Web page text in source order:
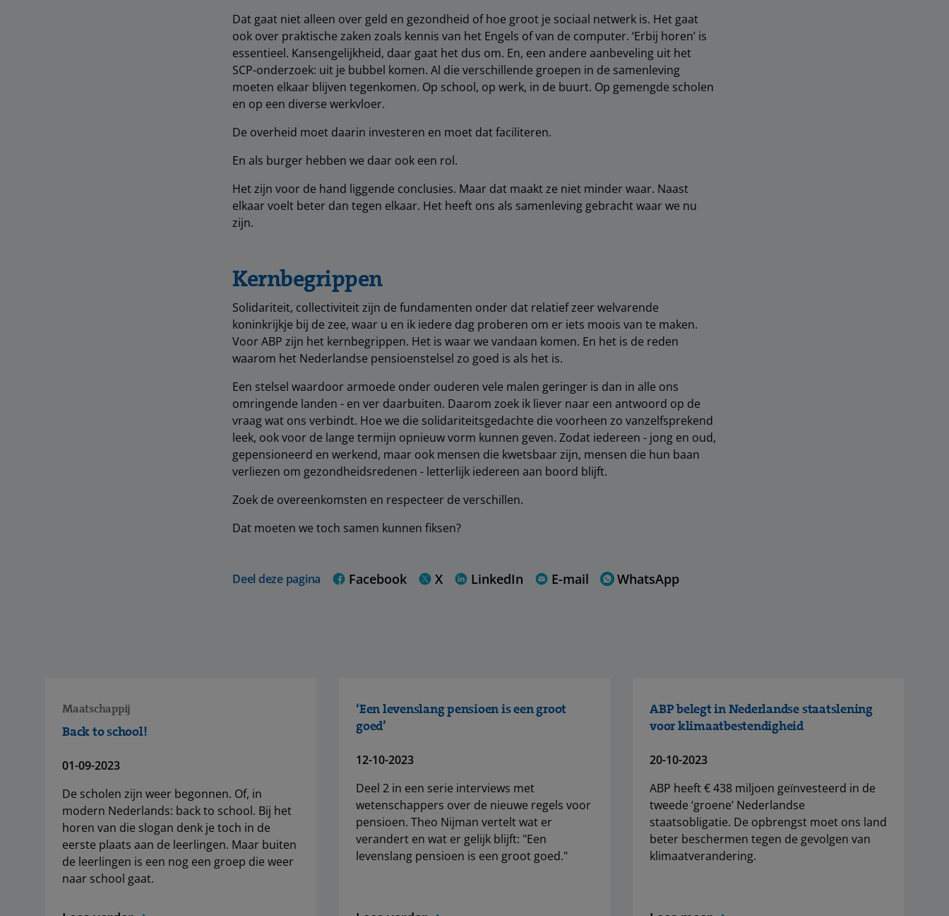
Dat gaat niet alleen over geld en gezondheid of hoe groot je sociaal netwerk is. Het gaat
ook over praktische zaken zoals kennis van het Engels of van de computer. ‘Erbij horen’ is
essentieel. Kansengelijkheid, daar gaat het dus om. En, een andere aanbeveling uit het
SCP-onderzoek: uit je bubbel komen. Al die verschillende groepen in de samenleving
moeten elkaar blijven tegenkomen. Op school, op werk, in de buurt. Op gemengde scholen
en op een diverse werkvloer.
De overheid moet daarin investeren en moet dat faciliteren.
En als burger hebben we daar ook een rol.
Het zijn voor de hand liggende conclusies. Maar dat maakt ze niet minder waar. Naast
elkaar voelt beter dan tegen elkaar. Het heeft ons als samenleving gebracht waar we nu
zijn.
Kernbegrippen
Solidariteit, collectiviteit zijn de fundamenten onder dat relatief zeer welvarende
koninkrijkje bij de zee, waar u en ik iedere dag proberen om er iets moois van te maken.
Voor ABP zijn het kernbegrippen. Het is waar we vandaan komen. En het is de reden
waarom het Nederlandse pensioenstelsel zo goed is als het is.
Een stelsel waardoor armoede onder ouderen vele malen geringer is dan in alle ons
omringende landen - en ver daarbuiten. Daarom zoek ik liever naar een antwoord op de
vraag wat ons verbindt. Hoe we die solidariteitsgedachte die voorheen zo vanzelfsprekend
leek, ook voor de lange termijn opnieuw vorm kunnen geven. Zodat iedereen - jong en oud,
gepensioneerd en werkend, maar ook mensen die kwetsbaar zijn, mensen die hun baan
verliezen om gezondheidsredenen - letterlijk iedereen aan boord blijft.
Zoek de overeenkomsten en respecteer de verschillen.
Dat moeten we toch samen kunnen fiksen?
Deel deze pagina Facebook X LinkedIn E-mail WhatsApp
Back to school!
Maatschappij
01-09-2023
De scholen zijn weer begonnen. Of, in
modern Nederlands: back to school. Bij het
horen van die slogan denk je toch in de
eerste plaats aan de leerlingen. Maar buiten
de leerlingen is een nog een groep die weer
naar school gaat.
‘Een levenslang pensioen is een groot
goed’
12-10-2023
Deel 2 in een serie interviews met
wetenschappers over de nieuwe regels voor
pensioen. Theo Nijman vertelt wat er
verandert en wat er gelijk blijft: "Een
levenslang pensioen is een groot goed."
ABP belegt in Nederlandse staatslening
voor klimaatbestendigheid
20-10-2023
ABP heeft € 438 miljoen geïnvesteerd in de
tweede ‘groene’ Nederlandse
staatsobligatie. De opbrengst moet ons land
beter beschermen tegen de gevolgen van
klimaatverandering.